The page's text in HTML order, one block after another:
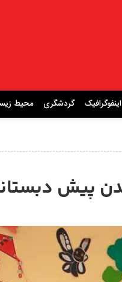
اینفوگرافیک گردشگری محیط